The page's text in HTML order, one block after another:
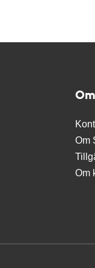
Om
Om